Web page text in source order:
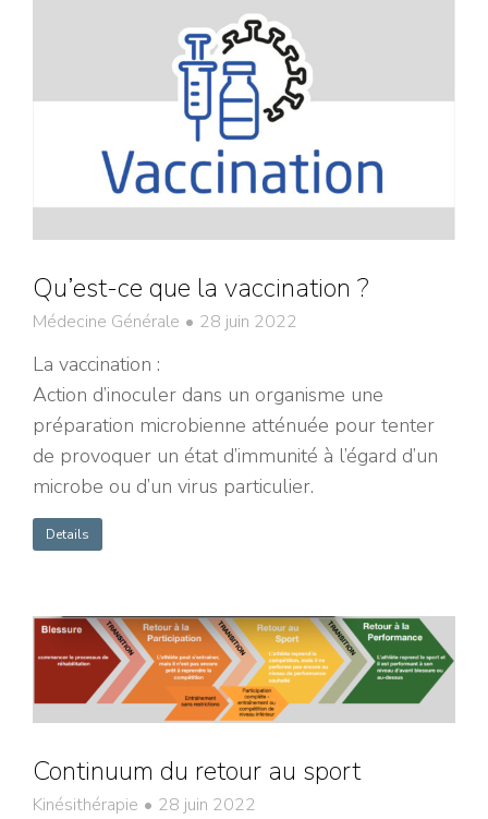
Qu’est-ce que la vaccination ?
Médecine Générale 28 juin 2022
La vaccination :
Action d’inoculer dans un organisme une
préparation microbienne atténuée pour tenter
de provoquer un état d’immunité à l’égard d’un
microbe ou d’un virus particulier.
Details
Continuum du retour au sport
Kinésithérapie 28 juin 2022